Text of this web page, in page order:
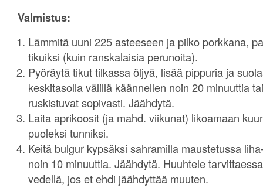
Valmistus:
Lämmitä uuni 225 asteeseen ja pilko porkkana,
tikuiksi (kuin ranskalaisia perunoita).
Pyöräytä tikut tilkassa öljyä, lisää pippuria ja
keskitasolla välillä käännellen noin 20 minuuttia
ruskistuvat sopivasti. Jäähdytä.
Laita aprikoosit (ja mahd. viikunat) likoamaan
puoleksi tunniksi.
Keitä bulgur kypsäksi sahramilla maustetussa
noin 10 minuuttia. Jäähdytä. Huuhtele
vedellä, jos et ehdi jäähdyttää muuten.